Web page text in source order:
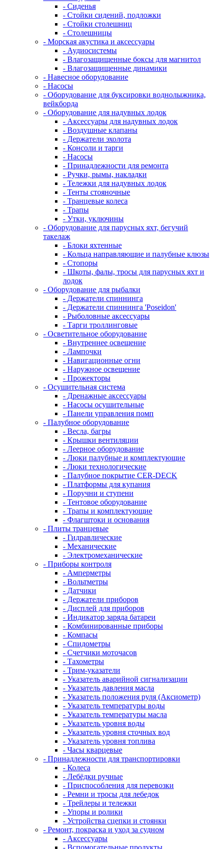
- Сиденья
- Стойки сидений, подложки
- Стойки столешниц
- Столешницы
- Морская акустика и аксессуары
- Аудиосистемы
- Влагозащищенные боксы для магнитол
- Влагозащищенные динамики
- Навесное оборудование
- Насосы
- Оборудование для буксировки воднолыжника,
вейкборда
- Оборудование для надувных лодок
- Аксессуары для надувных лодок
- Воздушные клапаны
- Держатели эхолота
- Консоли и тарги
- Насосы
- Принадлежности для ремонта
- Ручки, рымы, накладки
- Тележки для надувных лодок
- Тенты стояночные
- Транцевые колеса
- Трапы
- Утки, уключины
- Оборудование для парусных яхт, бегучий
такелаж
- Блоки яхтенные
- Кольца направляющие и палубные клюзы
- Стопоры
- Шкоты, фалы, тросы для парусных яхт и
лодок
- Оборудование для рыбалки
- Держатели спиннинга
- Держатели спиннинга 'Poseidon'
- Рыболовные аксессуары
- Тарги троллинговые
- Осветительное оборудование
- Внутреннее освещение
- Лампочки
- Навигационные огни
- Наружное освещение
- Прожекторы
- Осушительная система
- Дренажные аксессуары
- Насосы осушительные
- Панели управления помп
- Палубное оборудование
- Весла, багры
- Крышки вентиляции
- Леерное оборудование
- Люки палубные и комплектующие
- Люки технологические
- Палубное покрытие CER-DECK
- Платформы для купания
- Поручни и ступени
- Тентовое оборудование
- Трапы и комплектующие
- Флагштоки и основания
- Плиты транцевые
- Гидравлические
- Механические
- Электромеханические
- Приборы контроля
- Амперметры
- Вольтметры
- Датчики
- Держатели приборов
- Дисплей для приборов
- Индикатор заряда батареи
- Комбинированные приборы
- Компасы
- Спидометры
- Счетчики моточасов
- Тахометры
- Трим-указатели
- Указатель аварийной сигнализации
- Указатель давления масла
- Указатель положения руля (Аксиометр)
- Указатель температуры воды
- Указатель температуры масла
- Указатель уровня воды
- Указатель уровня сточных вод
- Указатель уровня топлива
- Часы кварцевые
- Принадлежности для транспортировки
- Колеса
- Лебёдки ручные
- Приспособления для перевозки
- Ремни и тросы для лебедок
- Трейлеры и тележки
- Упоры и ролики
- Устройства сцепки и стоянки
- Ремонт, покраска и уход за судном
- Аксессуары
- Вспомогательные продукты